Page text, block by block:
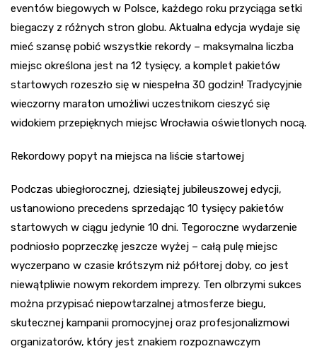
eventów biegowych w Polsce, każdego roku przyciąga setki
biegaczy z różnych stron globu. Aktualna edycja wydaje się
mieć szansę pobić wszystkie rekordy – maksymalna liczba
miejsc określona jest na 12 tysięcy, a komplet pakietów
startowych rozeszło się w niespełna 30 godzin! Tradycyjnie
wieczorny maraton umożliwi uczestnikom cieszyć się
widokiem przepięknych miejsc Wrocławia oświetlonych nocą.
Rekordowy popyt na miejsca na liście startowej
Podczas ubiegłorocznej, dziesiątej jubileuszowej edycji,
ustanowiono precedens sprzedając 10 tysięcy pakietów
startowych w ciągu jedynie 10 dni. Tegoroczne wydarzenie
podniosło poprzeczkę jeszcze wyżej – całą pulę miejsc
wyczerpano w czasie krótszym niż półtorej doby, co jest
niewątpliwie nowym rekordem imprezy. Ten olbrzymi sukces
można przypisać niepowtarzalnej atmosferze biegu,
skutecznej kampanii promocyjnej oraz profesjonalizmowi
organizatorów, który jest znakiem rozpoznawczym